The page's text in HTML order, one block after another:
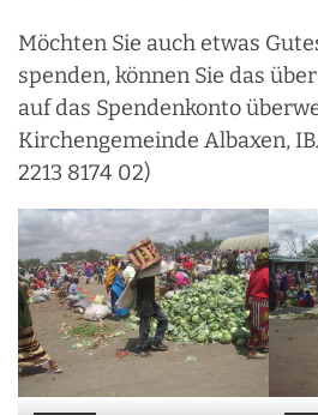
Möchten Sie auch etwas
spenden, können Sie das
auf das Spendenkonto
Kirchengemeinde Albaxen,
2213 8174 02)